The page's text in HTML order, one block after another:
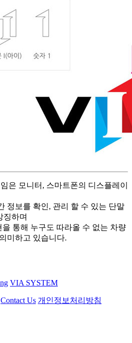
은 모니터, 스마트폰의 디스플레이
정보를 확인, 관리 할 수 있는 단말
징하며
통해 누구도 따라올 수 없는 차량
미하고 있습니다.
VIA SYSTEM
Contact Us 개인정보처리방침